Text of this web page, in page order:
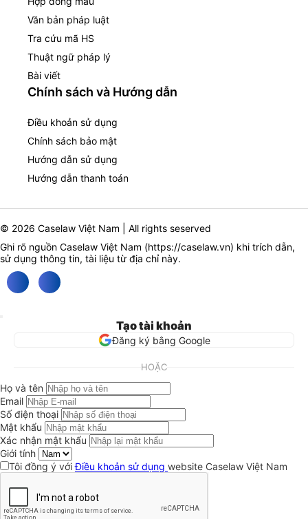
Văn bản pháp luật
Tra cứu mã HS
Thuật ngữ pháp lý
Bài viết
Chính sách và Hướng dẫn
Điều khoản sử dụng
Chính sách bảo mật
Hướng dẫn sử dụng
Hướng dẫn thanh toán
© 2026 Caselaw Việt Nam | All rights seserved
Ghi rõ nguồn Caselaw Việt Nam (https://caselaw.vn) khi trích dẫn,
sử dụng thông tin, tài liệu từ địa chỉ này.
Tạo tài khoản
Đăng ký bằng Google
HOẶC
Họ và tên
Email
Số điện thoại
Mật khẩu
Xác nhận mật khẩu
Giới tính
Tôi đồng ý vớiĐiều khoản sử dụng website Caselaw Việt Nam